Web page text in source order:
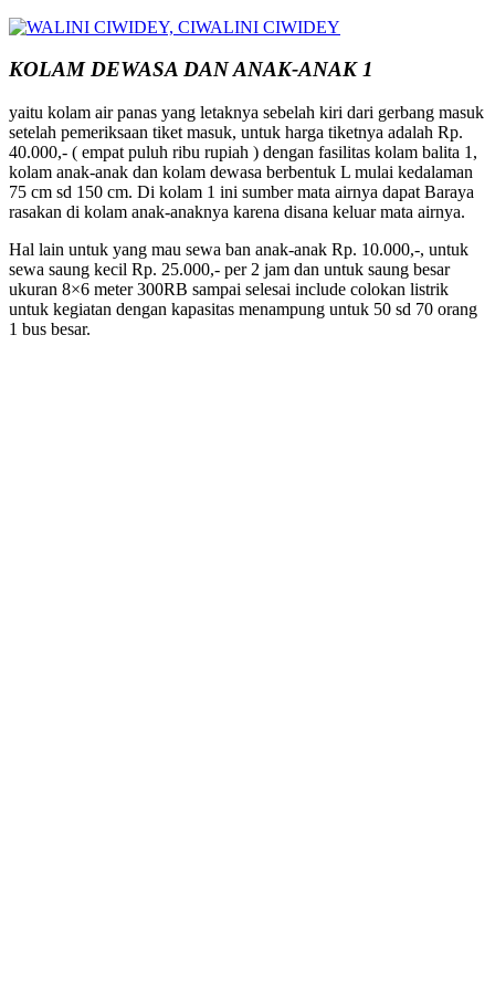
KOLAM DEWASA DAN ANAK-ANAK 1
yaitu kolam air panas yang letaknya sebelah kiri dari gerbang masuk
setelah pemeriksaan tiket masuk, untuk harga tiketnya adalah Rp.
40.000,- ( empat puluh ribu rupiah ) dengan fasilitas kolam balita 1,
kolam anak-anak dan kolam dewasa berbentuk L mulai kedalaman
75 cm sd 150 cm. Di kolam 1 ini sumber mata airnya dapat Baraya
rasakan di kolam anak-anaknya karena disana keluar mata airnya.
Hal lain untuk yang mau sewa ban anak-anak Rp. 10.000,-, untuk
sewa saung kecil Rp. 25.000,- per 2 jam dan untuk saung besar
ukuran 8×6 meter 300RB sampai selesai include colokan listrik
untuk kegiatan dengan kapasitas menampung untuk 50 sd 70 orang
1 bus besar.